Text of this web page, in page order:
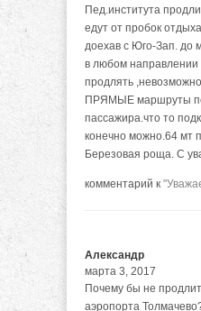
Пед.института
едут от пробок
доехав с Юго-Зап. до
в любом направлении
продлять
ПРЯМЫЕ маршруты
пассажира.что то
конечно можно.64 мт
Березовая роща. С
комментарий к
Александр
марта 3, 2017
Почему бы не
аэропорта